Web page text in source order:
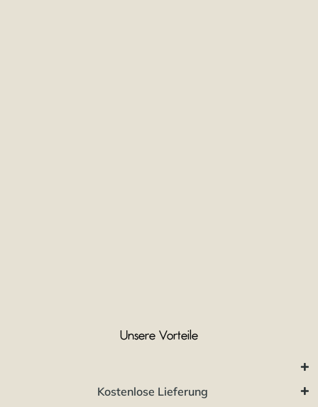
Unsere Vorteile
Kostenlose Lieferung